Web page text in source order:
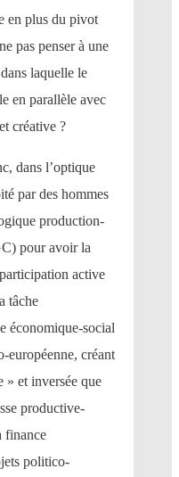
en plus du pivot
pas penser à une
laquelle le
en parallèle avec
créative ?
dans l’optique
par des hommes
production-
pour avoir la
active
tâche
économique-social
européenne, créant
» et inversée que
productive-
finance
politico-